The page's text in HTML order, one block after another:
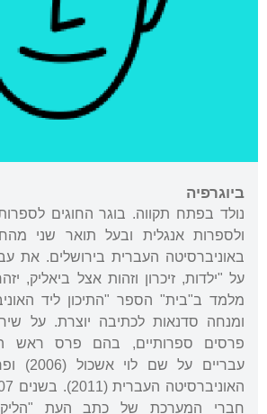
ביוגרפיה
נולד בפתח תקווה. בוגר החוגים
ולספרות אנגלית ובעל תואר שני
באוניברסיטה העברית בירושלים. את
על "ילדות, זיכרון וזהות אצל ביאליק,
מלמד ב"בית" הספר "התיכון ליד
ומנחה סדנאות לכתיבה יוצרת. על
פרסים ספרותיים, בהם פרס ראש
עבריים
חברי המערכת של כתב העת